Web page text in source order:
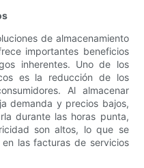
de almacenamiento
importantes beneficios
inherentes. Uno de los
es la reducción de los
Al almacenar
demanda y precios bajos,
durante las horas punta,
son altos, lo que se
las facturas de servicios